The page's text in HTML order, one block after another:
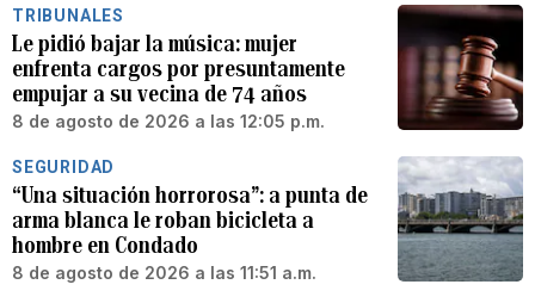
TRIBUNALES
Le pidió bajar la música: mujer
enfrenta cargos por presuntamente
empujar a su vecina de 74 años
8 de agosto de 2026 a las 12:05 p.m.
SEGURIDAD
“Una situación horrorosa”: a punta de
arma blanca le roban bicicleta a
hombre en Condado
8 de agosto de 2026 a las 11:51 a.m.